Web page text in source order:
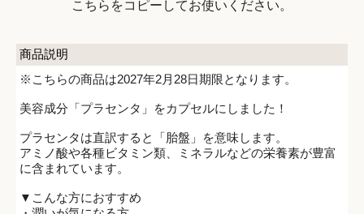
こちらをコピーしてお使いください。
商品説明
※こちらの商品は2027年2月28日期限となります。
美容成分「プラセンタ」をカプセルにしました！
プラセンタは直訳すると「胎盤」を意味します。
アミノ酸や各種ビタミン類、ミネラルなどの栄養素が豊富
に含まれています。
▼こんな方におすすめ